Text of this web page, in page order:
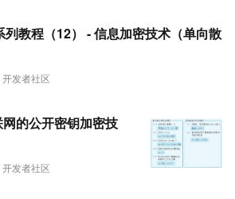
发者社区
教程（12） - 信息加密技术（单向散
发者社区
的公开密钥加密技